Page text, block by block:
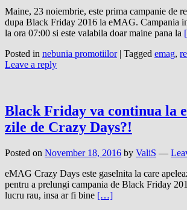
Maine, 23 noiembrie, este prima campanie de
dupa Black Friday 2016 la eMAG. Campania
la ora 07:00 si este valabila doar maine pana la
Posted in nebunia promotiilor | Tagged emag,
Leave a reply
Black Friday va continua la
zile de Crazy Days?!
Posted on November 18, 2016 by ValiS —
eMAG Crazy Days este gaselnita la care
pentru a prelungi campania de Black Friday
lucru rau, insa ar fi bine […]